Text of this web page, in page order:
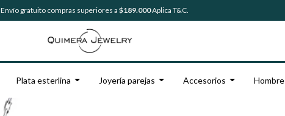
Envío gratuito compras superiores a $189.000Aplica T&C.
Plata esterlina Joyería parejas Accesorios Hombre